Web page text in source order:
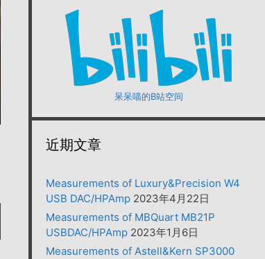
呆呆喵的B站空间
近期文章
Measurements of Luxury&Precision W4
USB DAC/HPAmp 2023年4月22日
Measurements of MBQuart MB21P
USBDAC/HPAmp 2023年1月6日
Measurements of Astell&Kern SP3000